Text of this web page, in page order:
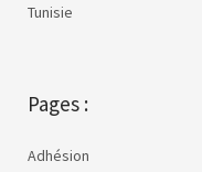
Tunisie
Pages :
Adhésion